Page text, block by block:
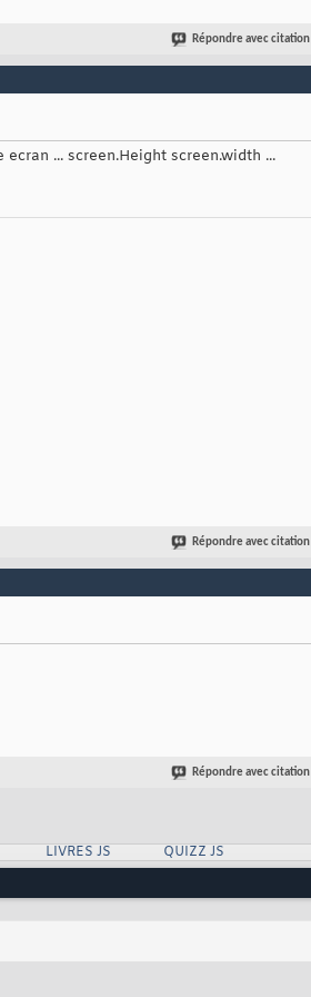
Répondre avec citation
... screen.Height screen.width ...
Répondre avec citation
Répondre avec citation
LIVRES JS
QUIZZ JS